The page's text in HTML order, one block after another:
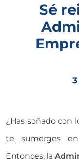
Sé
¿Has soñado con
te sumerges
Entonces, la